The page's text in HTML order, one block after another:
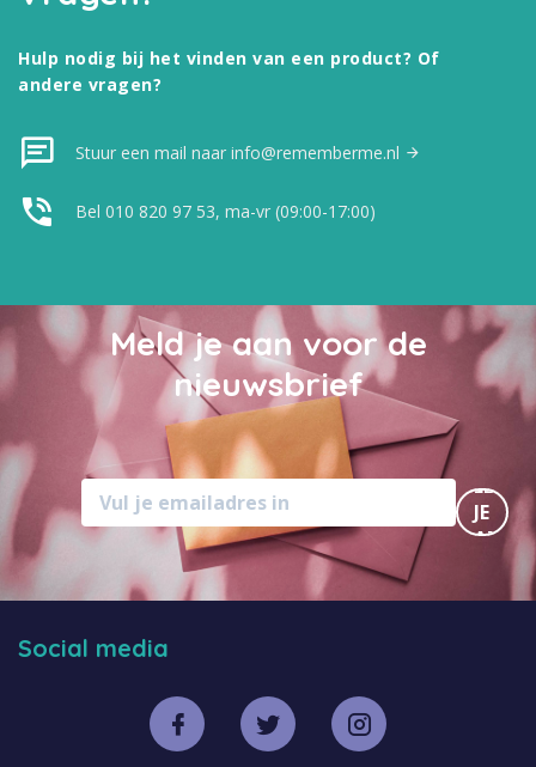
Hulp nodig bij het vinden van een product? Of
andere vragen?
Stuur een mail naar info@rememberme.nl
Bel 010 820 97 53, ma-vr (09:00-17:00)
Meld je aan voor de
nieuwsbrief
MELD
JE
AAN
Social media